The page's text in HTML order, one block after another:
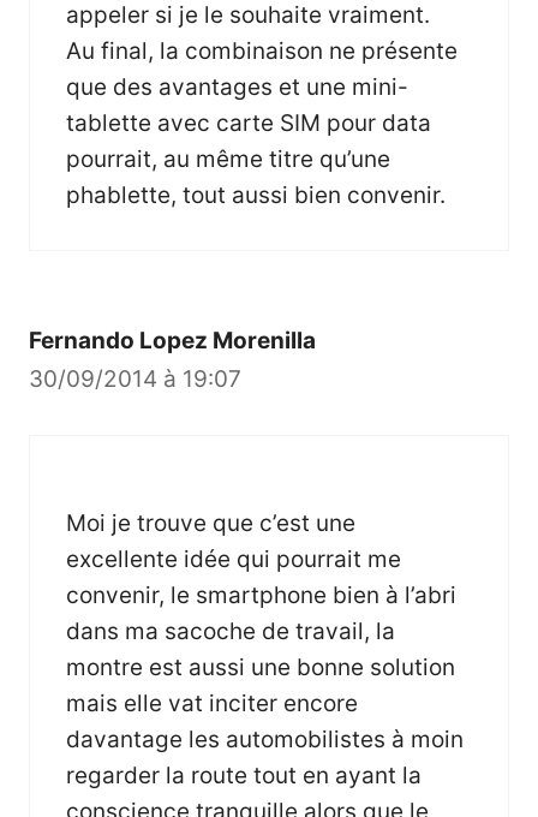
appeler si je le souhaite vraiment.
Au final, la combinaison ne présente
que des avantages et une mini-
tablette avec carte SIM pour data
pourrait, au même titre qu’une
phablette, tout aussi bien convenir.
Fernando Lopez Morenilla
30/09/2014 à 19:07
Moi je trouve que c’est une
excellente idée qui pourrait me
convenir, le smartphone bien à l’abri
dans ma sacoche de travail, la
montre est aussi une bonne solution
mais elle vat inciter encore
davantage les automobilistes à moin
regarder la route tout en ayant la